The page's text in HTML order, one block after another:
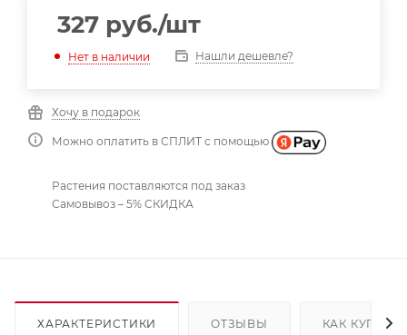
327 руб./шт
Нет в наличии Нашли дешевле?
Хочу в подарок
Можно оплатить в СПЛИТ с помощью
Растения поставляются под заказ
Самовывоз – 5% СКИДКА
ХАРАКТЕРИСТИКИ ОТЗЫВЫ КАК КУПИТЬ